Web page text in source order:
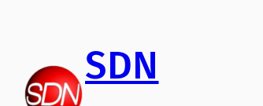
contenido
SDN